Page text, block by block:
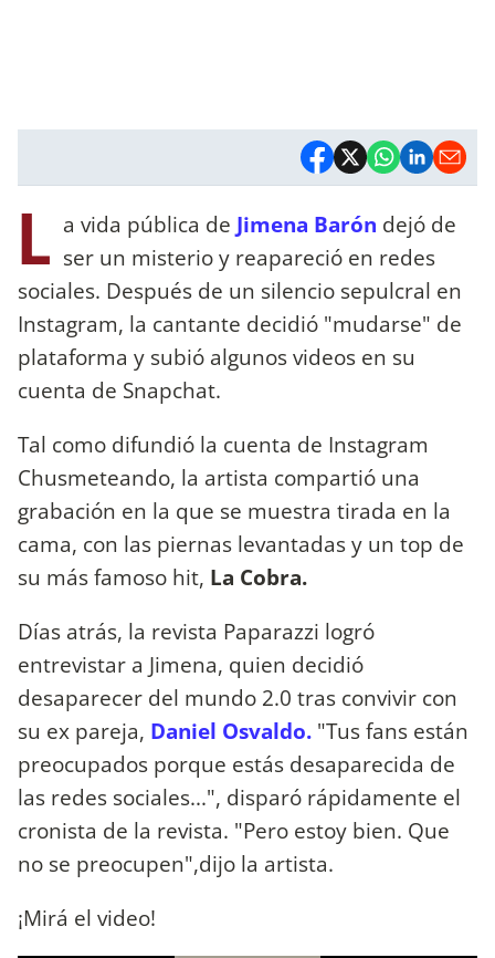
L a vida pública de Jimena Barón dejó de
ser un misterio y reapareció en redes
sociales. Después de un silencio sepulcral en
Instagram, la cantante decidió "mudarse" de
plataforma y subió algunos videos en su
cuenta de Snapchat.
Tal como difundió la cuenta de Instagram
Chusmeteando, la artista compartió una
grabación en la que se muestra tirada en la
cama, con las piernas levantadas y un top de
su más famoso hit, La Cobra.
Días atrás, la revista Paparazzi logró
entrevistar a Jimena, quien decidió
desaparecer del mundo 2.0 tras convivir con
su ex pareja, Daniel Osvaldo. "Tus fans están
preocupados porque estás desaparecida de
las redes sociales...", disparó rápidamente el
cronista de la revista. "Pero estoy bien. Que
no se preocupen",dijo la artista.
¡Mirá el video!